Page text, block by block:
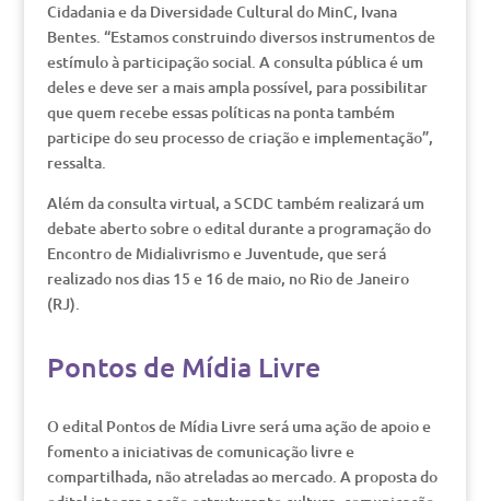
Cidadania e da Diversidade Cultural do MinC, Ivana
Bentes. “Estamos construindo diversos instrumentos de
estímulo à participação social. A consulta pública é um
deles e deve ser a mais ampla possível, para possibilitar
que quem recebe essas políticas na ponta também
participe do seu processo de criação e implementação”,
ressalta.
Além da consulta virtual, a SCDC também realizará um
debate aberto sobre o edital durante a programação do
Encontro de Midialivrismo e Juventude, que será
realizado nos dias 15 e 16 de maio, no Rio de Janeiro
(RJ).
Pontos de Mídia Livre
O edital Pontos de Mídia Livre será uma ação de apoio e
fomento a iniciativas de comunicação livre e
compartilhada, não atreladas ao mercado. A proposta do